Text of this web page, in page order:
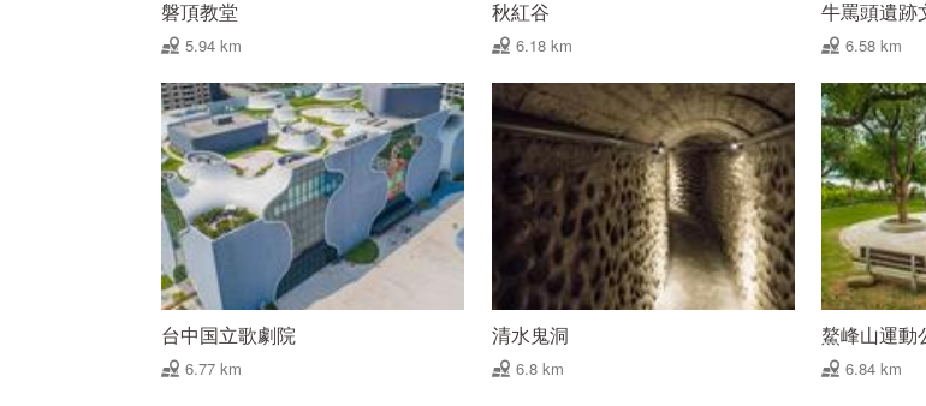
磐頂教堂
5.94 km
秋紅谷
6.18 km
牛罵頭遺跡
6.58 km
台中国立歌劇院
6.77 km
清水鬼洞
6.8 km
鰲峰山運動
6.84 km